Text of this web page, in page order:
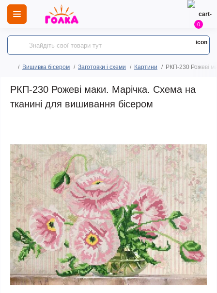
0
Вишивка бісером Заготовки і схеми Картини РКП-230 Рожеві
РКП-230 Рожеві маки. Марічка. Схема на
тканині для вишивання бісером